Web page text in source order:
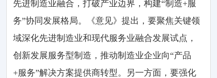
先进制造业融合，打破产业边界，构建“制造+服
务”协同发展格局。《意见》提出，要聚焦关键领
域深化先进制造业和现代服务业融合发展试点，
创新发展服务型制造，推动制造业企业向“产品
+服务”解决方案提供商转型。另一方面，要强化